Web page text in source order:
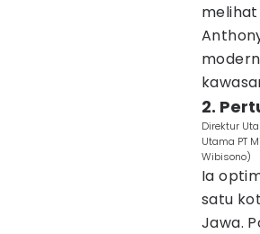
2.
Direktur
Utama PT
Wibisono)
Ia
satu
Jawa.